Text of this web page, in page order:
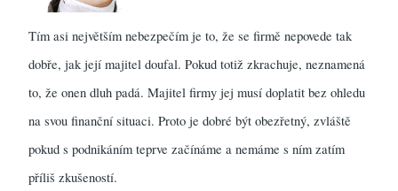
Tím asi největším nebezpečím je to, že se firmě nepovede tak
dobře, jak její majitel doufal. Pokud totiž zkrachuje, neznamená
to, že onen dluh padá. Majitel firmy jej musí doplatit bez ohledu
na svou finanční situaci. Proto je dobré být obezřetný, zvláště
pokud s podnikáním teprve začínáme a nemáme s ním zatím
příliš zkušeností.